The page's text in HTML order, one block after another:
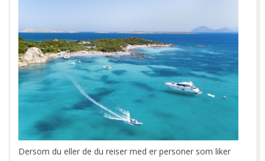
Dersom du eller de du reiser med er personer som liker